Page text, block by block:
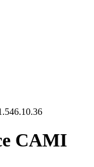
CAMI